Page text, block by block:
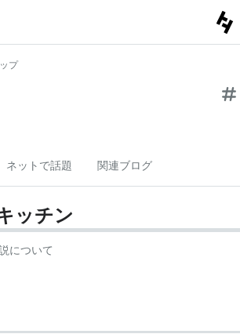
プ
ネットで話題 関連ブログ
ッチン
について